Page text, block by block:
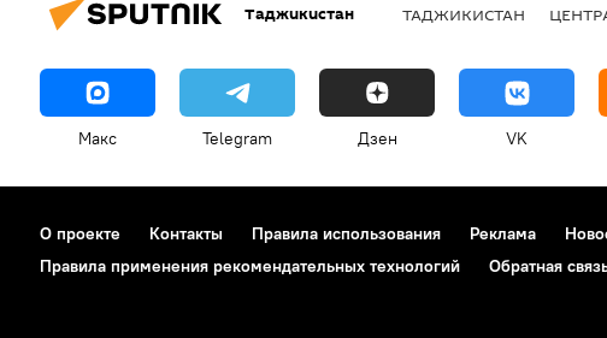
Таджикистан ТАДЖИКИСТАН
Макс Telegram Дзен VK
О проекте Контакты Правила использования Реклама
Правила применения рекомендательных технологий
Обратная